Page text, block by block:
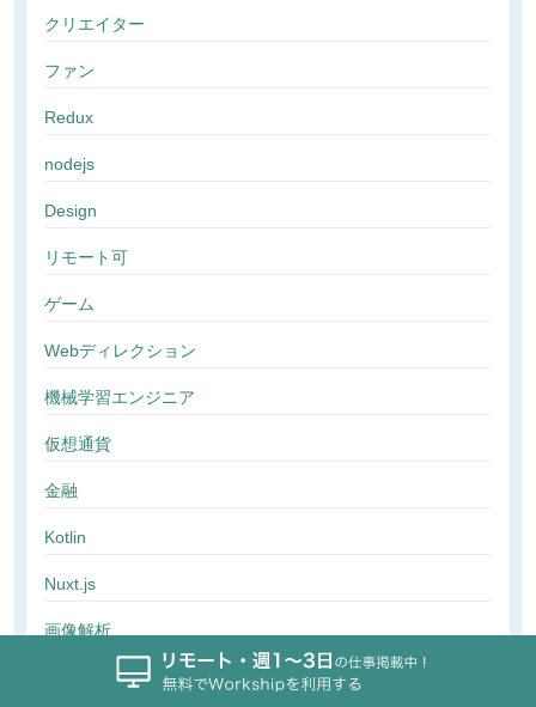
クリエイター
ファン
Redux
nodejs
Design
リモート可
ゲーム
Webディレクション
機械学習エンジニア
仮想通貨
金融
Kotlin
Nuxt.js
画像解析